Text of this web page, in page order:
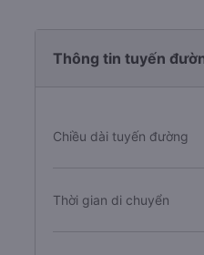
Thông tin tuyến
Chiều dài tuyến đường
Thời gian di chuyển